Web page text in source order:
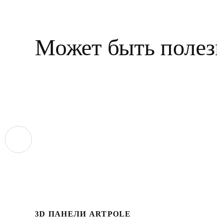
Может быть
3D ПАНЕЛИ ARTPOLE